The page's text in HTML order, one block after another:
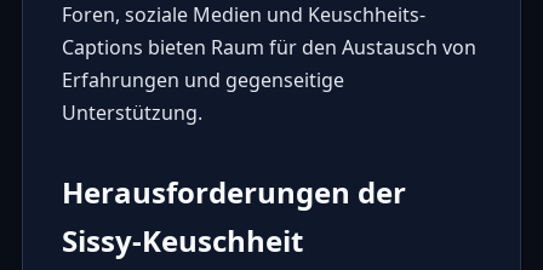
Foren, soziale Medien und Keuschheits-
Captions bieten Raum für den Austausch von
Erfahrungen und gegenseitige
Unterstützung.
Herausforderungen der
Sissy-Keuschheit